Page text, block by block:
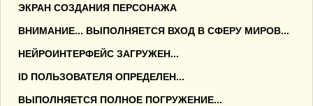
ЭКРАН СОЗДАНИЯ ПЕРСОНАЖА
ВНИМАНИЕ... ВЫПОЛНЯЕТСЯ ВХОД В СФЕРУ МИРОВ...
НЕЙРОИНТЕРФЕЙС ЗАГРУЖЕН...
ID ПОЛЬЗОВАТЕЛЯ ОПРЕДЕЛЕН...
ВЫПОЛНЯЕТСЯ ПОЛНОЕ ПОГРУЖЕНИЕ...